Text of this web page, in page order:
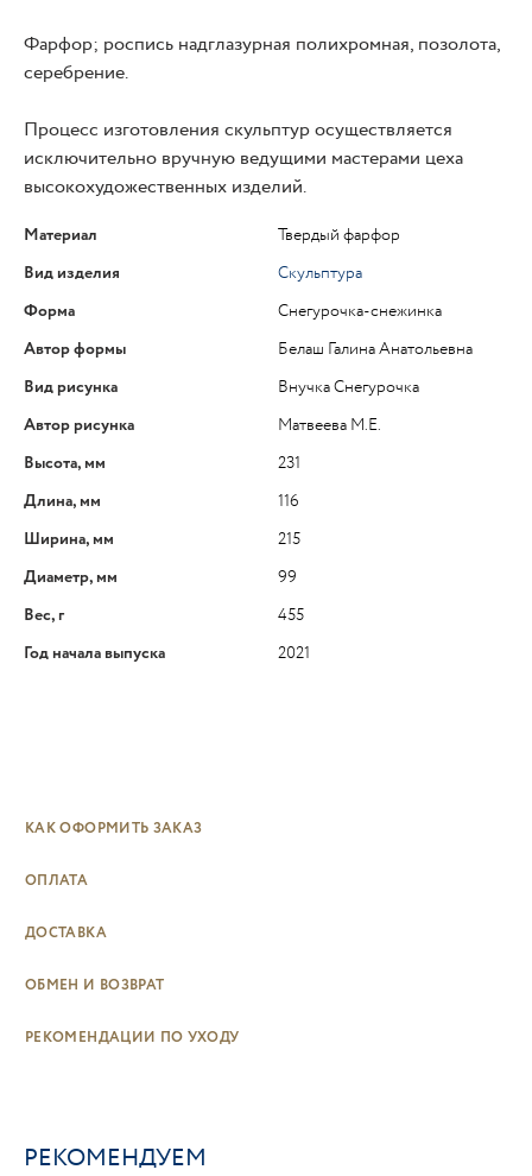
Фарфор; роспись надглазурная полихромная, позолота,
серебрение.
Процесс изготовления скульптур осуществляется
исключительно вручную ведущими мастерами цеха
высокохудожественных изделий.
Материал
Твердый фарфор
Вид изделия
Скульптура
Форма
Снегурочка-снежинка
Автор формы
Белаш Галина Анатольевна
Вид рисунка
Внучка Снегурочка
Автор рисунка
Матвеева М.Е.
Высота, мм
231
Длина, мм
116
Ширина, мм
215
Диаметр, мм
99
Вес, г
455
Год начала выпуска
2021
КАК ОФОРМИТЬ ЗАКАЗ
ОПЛАТА
ДОСТАВКА
ОБМЕН И ВОЗВРАТ
РЕКОМЕНДАЦИИ ПО УХОДУ
РЕКОМЕНДУЕМ